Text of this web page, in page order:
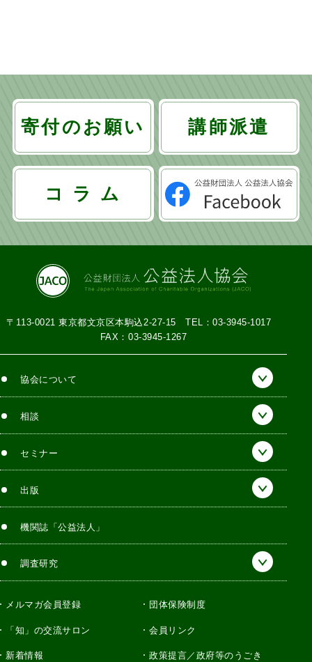
寄付のお願い 講師派遣
コ ラ ム
〒113-0021 東京都文京区本駒込2-27-15TEL：03-3945-1017
FAX：03-3945-1267
協会について
相談
セミナー
出版
機関誌「公益法人」
調査研究
メルマガ会員登録 団体保険制度
「知」の交流サロン 会員リンク
新着情報 政策提言／政府等のうごき